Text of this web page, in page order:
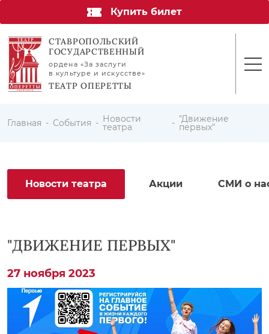
Купить билет
СТАВРОПОЛЬСКИЙ
ГОСУДАРСТВЕННЫЙ
ордена «За заслуги
в культуре и искусстве»
ТЕАТР ОПЕРЕТТЫ
Главная События Новости
театра
"Движение
первых"
Новости театра Акции СМИ о
"ДВИЖЕНИЕ ПЕРВЫХ"
27 ноября 2023